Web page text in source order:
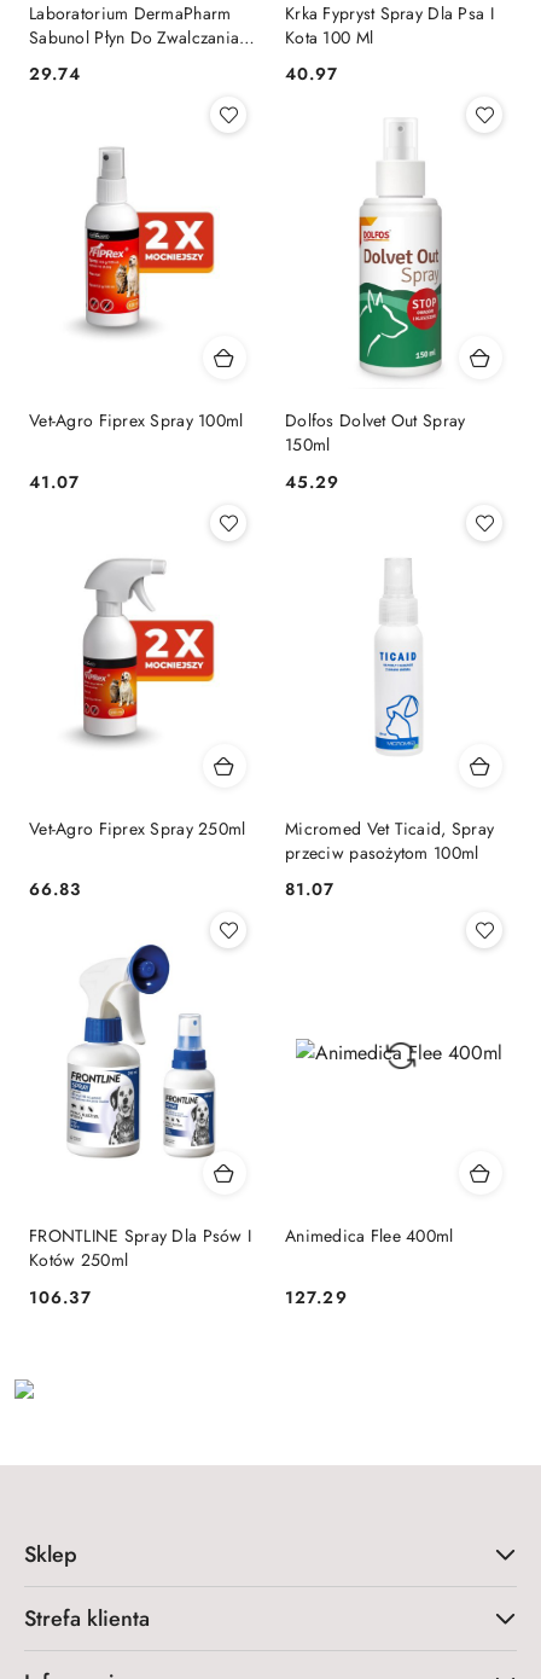
Laboratorium DermaPharm
Sabunol Płyn Do Zwalczania
Pcheł W Otoczeniu Zwierząt
250ml
Cena:
29.74
Krka Fypryst Spray Dla Psa I
Kota 100 Ml
Cena:
40.97
Vet-Agro Fiprex Spray 100ml
Cena:
41.07
Dolfos Dolvet Out Spray
150ml
Cena:
45.29
Vet-Agro Fiprex Spray 250ml
Cena:
66.83
Micromed Vet Ticaid, Spray
przeciw pasożytom 100ml
Cena:
81.07
FRONTLINE Spray Dla Psów I
Kotów 250ml
Cena:
106.37
Animedica Flee 400ml
Cena:
127.29
Sklep
Strefa klienta